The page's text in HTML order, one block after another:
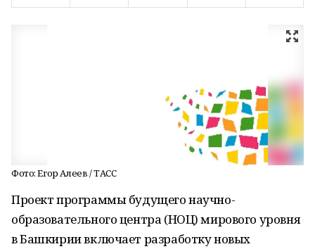
Фото: Егор Алеев / ТАСС
Проект программы будущего научно-
образовательного центра (НОЦ) мирового уровня
в Башкирии включает разработку новых